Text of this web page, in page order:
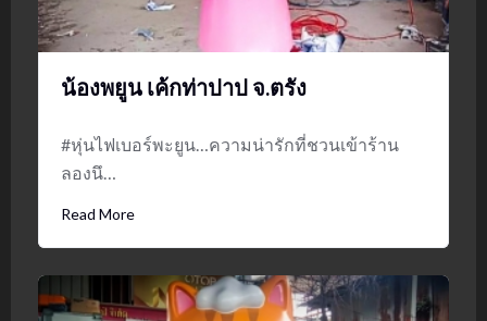
น้องพยูน เค้กท่าปาป จ.ตรัง
#หุ่นไฟเบอร์พะยูน…ความน่ารักที่ชวนเข้าร้าน
ลองนึ…
Read More